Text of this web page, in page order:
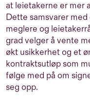
at leietakerne er mer
Dette samsvarer
meglere og
grad velger å vente
økt usikkerhet og et
kontraktsutløp som
følge med på om
seg opp.